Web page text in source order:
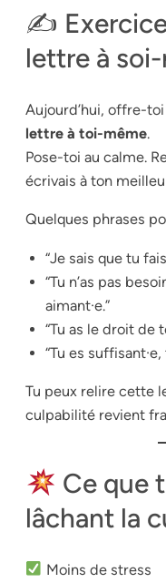
✍️
lettre à
Aujourd’hui, offre-toi
lettre à toi-même.
Pose-toi au calme.
écrivais à ton
Quelques phrases
“Je sais que tu
“Tu n’as pas
aimant·e.”
“Tu as le droit de
“Tu es
Tu peux relire cette
culpabilité revient
Ce que
lâchant la
Moins de stress